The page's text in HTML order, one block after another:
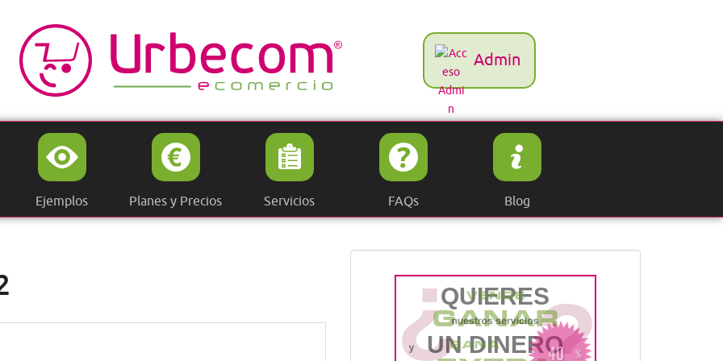
Admin
Ejemplos Planes y Precios Servicios FAQs Blog